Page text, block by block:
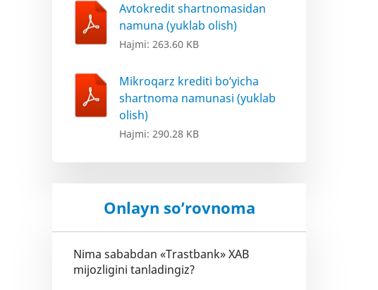
Avtokredit shartnomasidan
namuna (yuklab olish)
Hajmi: 263.60 KB
Mikroqarz krediti bo‘yicha
shartnoma namunasi (yuklab
olish)
Hajmi: 290.28 KB
Onlayn so’rovnoma
Nima sababdan «Trastbank» XAB
mijozligini tanladingiz?